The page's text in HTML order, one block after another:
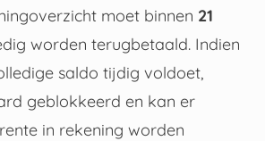
moet binnen 21
worden terugbetaald. Indien
saldo tijdig voldoet,
geblokkeerd en kan er
in rekening worden